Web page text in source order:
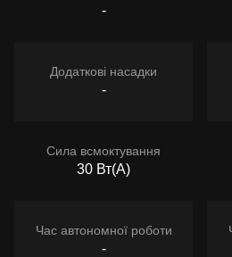
-
Додаткові насадки
-
Сила всмоктування
30 Вт(А)
Час автономної роботи
-